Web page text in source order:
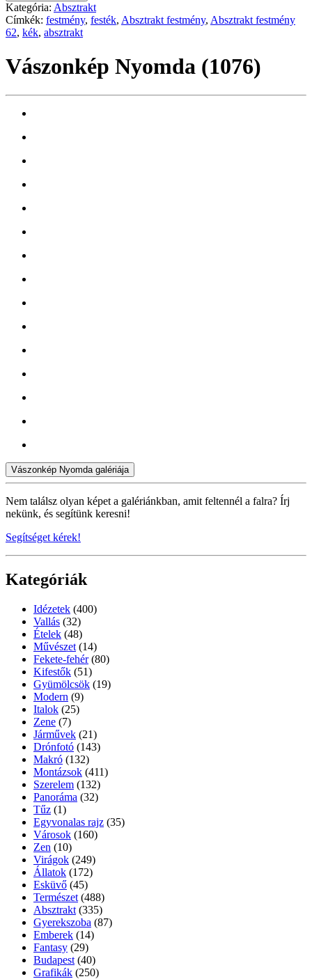
Kategória: Absztrakt
Címkék: festmény, festék, Absztrakt festmény, Absztrakt festmény
62, kék, absztrakt
Vászonkép Nyomda (1076)
Vászonkép Nyomda galériája
Nem találsz olyan képet a galériánkban, amit feltennél a falra? Írj
nekünk, és segítünk keresni!
Segítséget kérek!
Kategóriák
Idézetek (400)
Vallás (32)
Ételek (48)
Művészet (14)
Fekete-fehér (80)
Kifestők (51)
Gyümölcsök (19)
Modern (9)
Italok (25)
Zene (7)
Járművek (21)
Drónfotó (143)
Makró (132)
Montázsok (411)
Szerelem (132)
Panoráma (32)
Tűz (1)
Egyvonalas rajz (35)
Városok (160)
Zen (10)
Virágok (249)
Állatok (172)
Esküvő (45)
Természet (488)
Absztrakt (335)
Gyerekszoba (87)
Emberek (14)
Fantasy (29)
Budapest (40)
Grafikák (250)